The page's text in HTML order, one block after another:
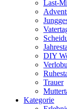
Last-
DIY
Trauer
Kategorie